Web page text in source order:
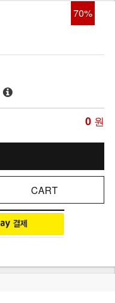
70%
0 원
CART